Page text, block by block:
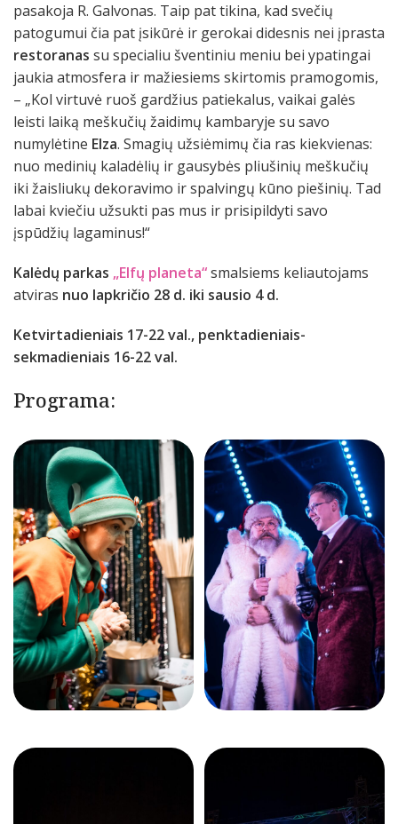
pasakoja R. Galvonas. Taip pat tikina, kad svečių
patogumui čia pat įsikūrė ir gerokai didesnis nei įprasta
restoranas su specialiu šventiniu meniu bei ypatingai
jaukia atmosfera ir mažiesiems skirtomis pramogomis,
– „Kol virtuvė ruoš gardžius patiekalus, vaikai galės
leisti laiką meškučių žaidimų kambaryje su savo
numylėtine Elza. Smagių užsiėmimų čia ras kiekvienas:
nuo medinių kaladėlių ir gausybės pliušinių meškučių
iki žaisliukų dekoravimo ir spalvingų kūno piešinių. Tad
labai kviečiu užsukti pas mus ir prisipildyti savo
įspūdžių lagaminus!“
Kalėdų parkas „Elfų planeta“smalsiems keliautojams
atviras nuo lapkričio 28 d. iki sausio 4 d.
Ketvirtadieniais 17-22 val., penktadieniais-
sekmadieniais 16-22 val.
Programa: